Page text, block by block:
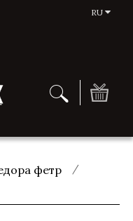
RU
фетр